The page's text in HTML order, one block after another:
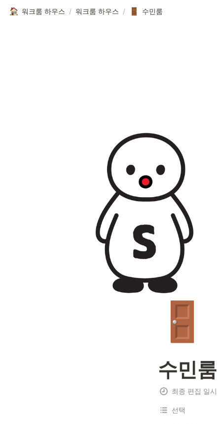
워크룸 하우스 / 워크룸 하우스 / 수민룸
🚪
수민룸
최종 편집 일시
선택